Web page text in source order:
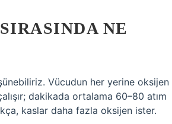
NE
Vücudun her yerine oksijen
dakikada ortalama 60–80 atım
kaslar daha fazla oksijen ister.